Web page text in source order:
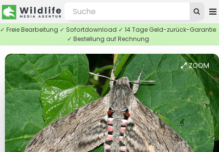
✓ Freie Bearbeitung ✓ Sofortdownload ✓ 14 Tage Geld-zurück-Garantie
✓ Bestellung auf Rechnung
ZOOM